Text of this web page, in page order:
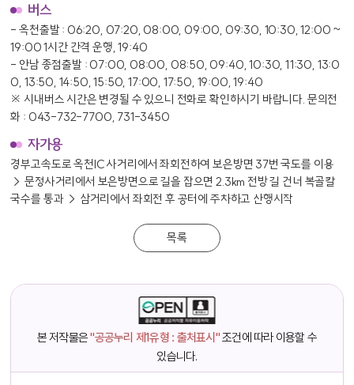
2 과수원가든
충청북도 옥천군 옥천읍 성왕로 1454
위치보기
위치보기
자세히보기
버스
- 옥천출발 : 06:20, 07:20, 08:00, 09:00, 09:30, 10:30, 12:00 ~
19:00 1시간 간격 운행, 19:40
- 안남 종점출발 : 07:00, 08:00, 08:50, 09:40, 10:30, 11:30, 13:0
0, 13:50, 14:50, 15:50, 17:00, 17:50, 19:00, 19:40
※ 시내버스 시간은 변경될 수 있으니 전화로 확인하시기 바랍니다. 문의전
화 : 043-732-7700, 731-3450
자가용
경부고속도로 옥천IC 사거리에서 좌회전하여 보은방면 37번 국도를 이용
→ 문정사거리에서 보은방면으로 길을 잡으면 2.3km 전방 길 건너 복골칼
국수를 통과 → 삼거리에서 좌회전 후 공터에 주차하고 산행시작
목록
본 저작물은"공공누리 제1유형 : 출처표시"조건에 따라 이용할 수
있습니다.